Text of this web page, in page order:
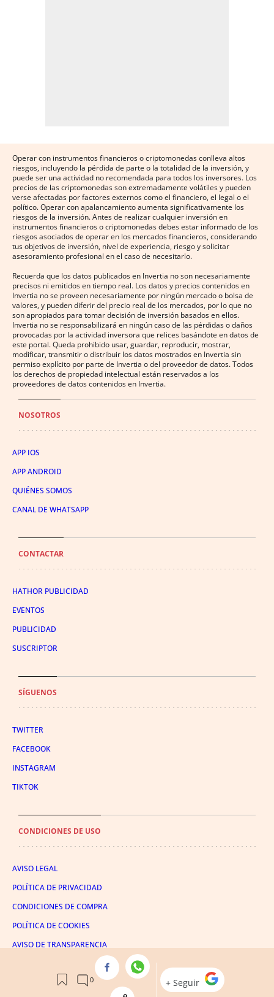
Operar con instrumentos financieros o criptomonedas conlleva altos
riesgos, incluyendo la pérdida de parte o la totalidad de la inversión, y
puede ser una actividad no recomendada para todos los inversores. Los
precios de las criptomonedas son extremadamente volátiles y pueden
verse afectadas por factores externos como el financiero, el legal o el
político. Operar con apalancamiento aumenta significativamente los
riesgos de la inversión. Antes de realizar cualquier inversión en
instrumentos financieros o criptomonedas debes estar informado de los
riesgos asociados de operar en los mercados financieros, considerando
tus objetivos de inversión, nivel de experiencia, riesgo y solicitar
asesoramiento profesional en el caso de necesitarlo.
Recuerda que los datos publicados en Invertia no son necesariamente
precisos ni emitidos en tiempo real. Los datos y precios contenidos en
Invertia no se proveen necesariamente por ningún mercado o bolsa de
valores, y pueden diferir del precio real de los mercados, por lo que no
son apropiados para tomar decisión de inversión basados en ellos.
Invertia no se responsabilizará en ningún caso de las pérdidas o daños
provocadas por la actividad inversora que relices basándote en datos de
este portal. Queda prohibido usar, guardar, reproducir, mostrar,
modificar, transmitir o distribuir los datos mostrados en Invertia sin
permiso explícito por parte de Invertia o del proveedor de datos. Todos
los derechos de propiedad intelectual están reservados a los
proveedores de datos contenidos en Invertia.
NOSOTROS
APP IOS
APP ANDROID
QUIÉNES SOMOS
CANAL DE WHATSAPP
CONTACTAR
HATHOR PUBLICIDAD
EVENTOS
PUBLICIDAD
SUSCRIPTOR
SÍGUENOS
TWITTER
FACEBOOK
INSTAGRAM
TIKTOK
CONDICIONES DE USO
AVISO LEGAL
POLÍTICA DE PRIVACIDAD
CONDICIONES DE COMPRA
POLÍTICA DE COOKIES
AVISO DE TRANSPARENCIA
ADMINISTRACIÓN UTIQ